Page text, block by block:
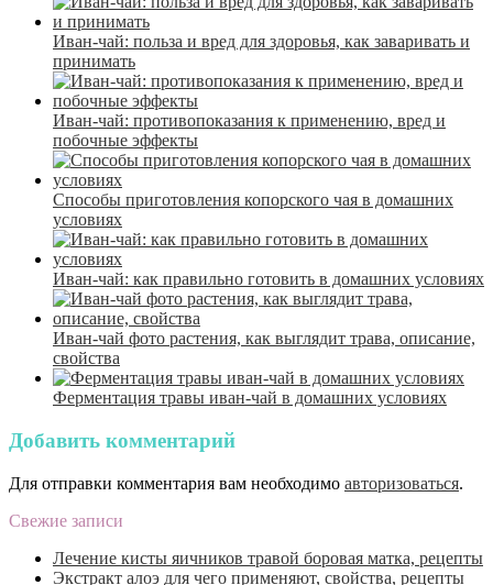
Иван-чай: польза и вред для здоровья, как заваривать и
принимать
Иван-чай: противопоказания к применению, вред и
побочные эффекты
Способы приготовления копорского чая в домашних
условиях
Иван-чай: как правильно готовить в домашних условиях
Иван-чай фото растения, как выглядит трава, описание,
свойства
Ферментация травы иван-чай в домашних условиях
Добавить комментарий
Для отправки комментария вам необходимо авторизоваться.
Свежие записи
Лечение кисты яичников травой боровая матка, рецепты
Экстракт алоэ для чего применяют, свойства, рецепты